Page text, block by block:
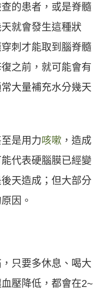
的患者，或是脊髓
就會發生這種狀
刺才能取到腦脊髓
之前，就可能會有
大量補充水分幾天
是用力咳嗽 ，造成
代表硬腦膜已經變
天造成；但大部分
因。
只要多休息、喝大
壓降低，都會在2~